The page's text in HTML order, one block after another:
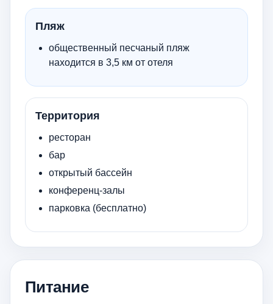
Пляж
общественный песчаный пляж
находится в 3,5 км от отеля
Территория
ресторан
бар
открытый бассейн
конференц-залы
парковка (бесплатно)
Питание